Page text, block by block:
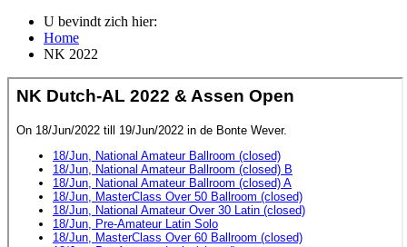
U bevindt zich hier:
Home
NK 2022